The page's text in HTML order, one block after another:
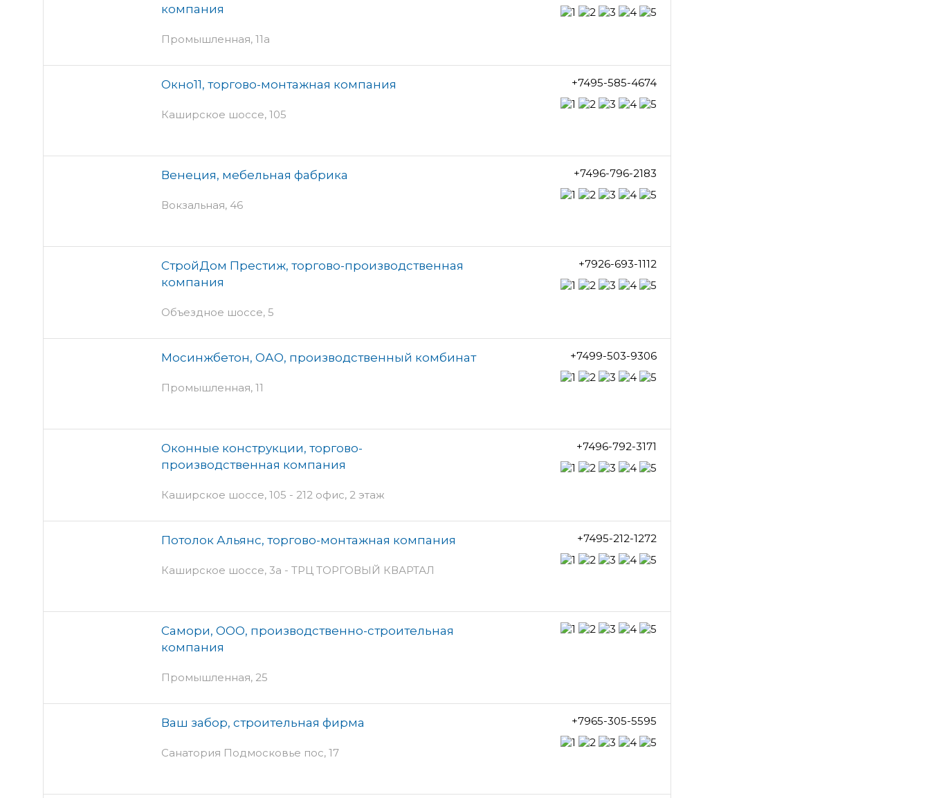
компания
Промышленная, 11а
Окно11, торгово-монтажная компания
Каширское шоссе, 105
+7495-585-4674
Венеция, мебельная фабрика
Вокзальная, 46
+7496-796-2183
СтройДом Престиж, торгово-производственная
компания
Объездное шоссе, 5
+7926-693-1112
Мосинжбетон, ОАО, производственный комбинат
Промышленная, 11
+7499-503-9306
Оконные конструкции, торгово-
производственная компания
Каширское шоссе, 105 - 212 офис, 2 этаж
+7496-792-3171
Потолок Альянс, торгово-монтажная компания
Каширское шоссе, 3а - ТРЦ ТОРГОВЫЙ КВАРТАЛ
+7495-212-1272
Самори, ООО, производственно-строительная
компания
Промышленная, 25
Ваш забор, строительная фирма
Санатория Подмосковье пос, 17
+7965-305-5595